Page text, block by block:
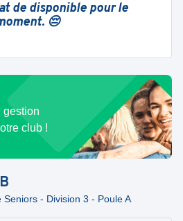
de disponible pour le
😔
gestion
club !
- Division 3 - Poule A